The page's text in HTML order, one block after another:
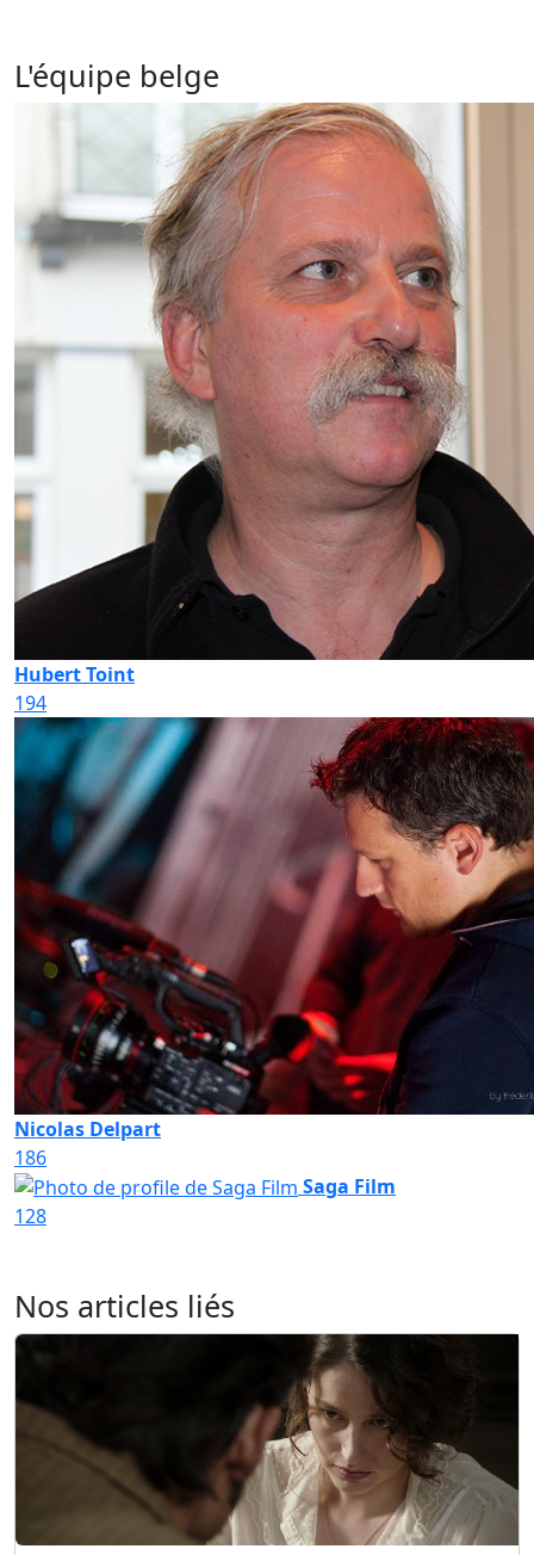
L'équipe belge
Hubert Toint
194
Nicolas Delpart
186
Saga Film
128
Nos articles liés